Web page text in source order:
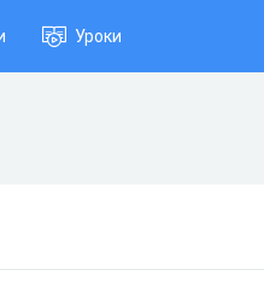
Уроки